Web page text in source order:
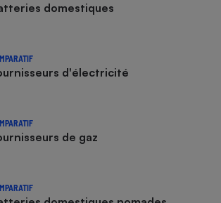
domestiques
d'électricité
de gaz